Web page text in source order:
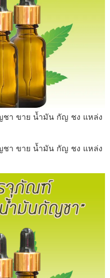
า ขาย น้ำมัน กัญ ชง แหล่ง
า ขาย น้ำมัน กัญ ชง แหล่ง